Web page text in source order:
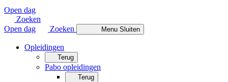
Open dag
Zoeken
Open dag
Zoeken Menu Sluiten
Opleidingen
Terug
Pabo opleidingen
Terug